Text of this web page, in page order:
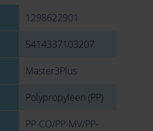
1298622901
5414337103207
Master3Plus
Polypropyleen (PP)
PP-CO/PP-MV/PP-